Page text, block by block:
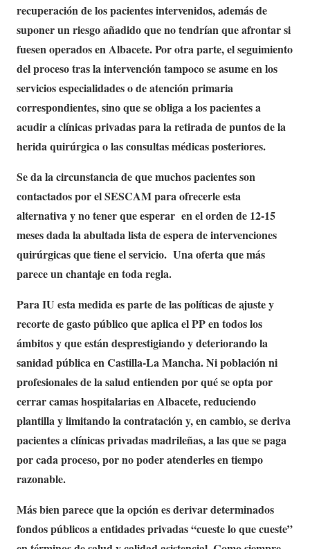
recuperación de los pacientes intervenidos, además de
suponer un riesgo añadido que no tendrían que afrontar si
fuesen operados en Albacete. Por otra parte, el seguimiento
del proceso tras la intervención tampoco se asume en los
servicios especialidades o de atención primaria
correspondientes, sino que se obliga a los pacientes a
acudir a clínicas privadas para la retirada de puntos de la
herida quirúrgica o las consultas médicas posteriores.
Se da la circunstancia de que muchos pacientes son
contactados por el SESCAM para ofrecerle esta
alternativa y no tener que esperar en el orden de 12-15
meses dada la abultada lista de espera de intervenciones
quirúrgicas que tiene el servicio. Una oferta que más
parece un chantaje en toda regla.
Para IU esta medida es parte de las políticas de ajuste y
recorte de gasto público que aplica el PP en todos los
ámbitos y que están desprestigiando y deteriorando la
sanidad pública en Castilla-La Mancha. Ni población ni
profesionales de la salud entienden por qué se opta por
cerrar camas hospitalarias en Albacete, reduciendo
plantilla y limitando la contratación y, en cambio, se deriva
pacientes a clínicas privadas madrileñas, a las que se paga
por cada proceso, por no poder atenderles en tiempo
razonable.
Más bien parece que la opción es derivar determinados
fondos públicos a entidades privadas “cueste lo que cueste”